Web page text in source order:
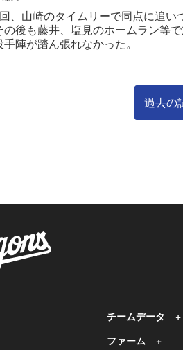
、山崎のタイムリーで同点に追い
後も藤井、塩見のホームラン等
陣が踏ん張れなかった。
過去の
チームデータ
ファーム